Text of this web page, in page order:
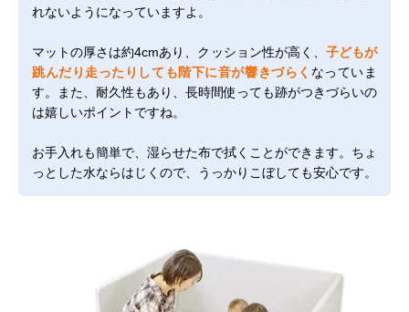
れないようになっていますよ。
マットの厚さは約4cmあり、クッション性が高く、 子どもが
跳んだり走ったりしても階下に音が響きづらく なっていま
す。また、耐久性もあり、長時間使っても跡がつきづらいの
は嬉しいポイントですね。
お手入れも簡単で、湿らせた布で拭くことができます。ちょ
っとした水ならはじくので、うっかりこぼしても安心です。